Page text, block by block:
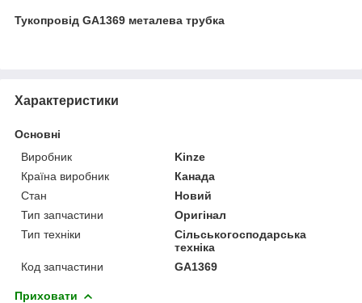
Тукопровід GA1369 металева трубка
Характеристики
Основні
Виробник
Kinze
Країна виробник
Канада
Стан
Новий
Тип запчастини
Оригінал
Тип техніки
Сільськогосподарська
техніка
Код запчастини
GA1369
Приховати